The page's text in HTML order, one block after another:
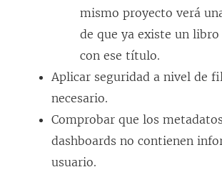
mismo proyecto verá
de que ya existe un
con ese título.
Aplicar seguridad a nivel de
necesario.
Comprobar que los
dashboards no contienen
usuario.